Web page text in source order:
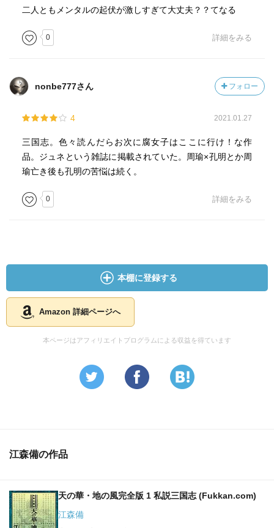
二人ともメンタルの起伏が激しすぎて大丈夫？？てなる
0 詳細をみる
nonbe777さん フォロー
4 2021.01.27
三国志。色々読んだらお次に腐女子はここに行け！な作
品。ジュネという雑誌に掲載されていた。周瑜×孔明とか周
瑜亡き後も孔明の苦悩は続く。
0 詳細をみる
本棚に登録する
Amazon 詳細ページへ
本ページはアフィリエイトプログラムによる収益を得ています
江森備の作品
天の華・地の風完全版 1 私説三国志 (Fukkan.com)
江森備